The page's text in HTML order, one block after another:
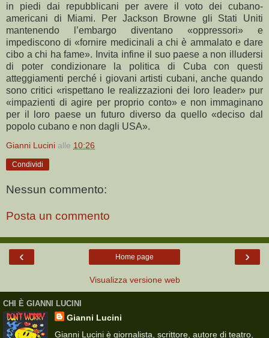
in piedi dai repubblicani per avere il voto dei cubano-
americani di Miami. Per Jackson Browne gli Stati Uniti
mantenendo l’embargo diventano «oppressori» e
impediscono di «fornire medicinali a chi è ammalato e dare
cibo a chi ha fame». Invita infine il suo paese a non illudersi
di poter condizionare la politica di Cuba con questi
atteggiamenti perché i giovani artisti cubani, anche quando
sono critici «rispettano le realizzazioni dei loro leader» pur
«impazienti di agire per proprio conto» e non immaginano
per il loro paese un futuro diverso da quello «deciso dal
popolo cubano e non dagli USA».
Gianni Lucini alle 10:26
Condividi
Nessun commento:
Posta un commento
‹ ›
Home page
Visualizza versione web
CHI È GIANNI LUCINI
Gianni Lucini
Gianni Lucini è giornalista, scrittore, autore di teatro,